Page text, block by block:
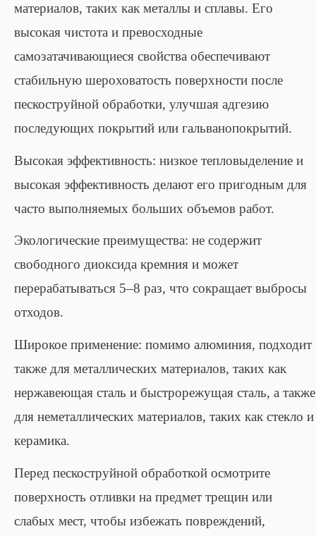
материалов, таких как металлы и сплавы. Его
высокая чистота и превосходные
самозатачивающиеся свойства обеспечивают
стабильную шероховатость поверхности после
пескоструйной обработки, улучшая адгезию
последующих покрытий или гальванопокрытий.
Высокая эффективность: низкое тепловыделение и
высокая эффективность делают его пригодным для
часто выполняемых больших объемов работ.
Экологические преимущества: не содержит
свободного диоксида кремния и может
перерабатываться 5–8 раз, что сокращает выбросы
отходов.
Широкое применение: помимо алюминия, подходит
также для металлических материалов, таких как
нержавеющая сталь и быстрорежущая сталь, а также
для неметаллических материалов, таких как стекло и
керамика.
Перед пескоструйной обработкой осмотрите
поверхность отливки на предмет трещин или
слабых мест, чтобы избежать повреждений,